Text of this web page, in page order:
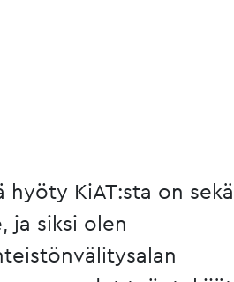
hyöty KiAT:sta on sekä
ja siksi olen